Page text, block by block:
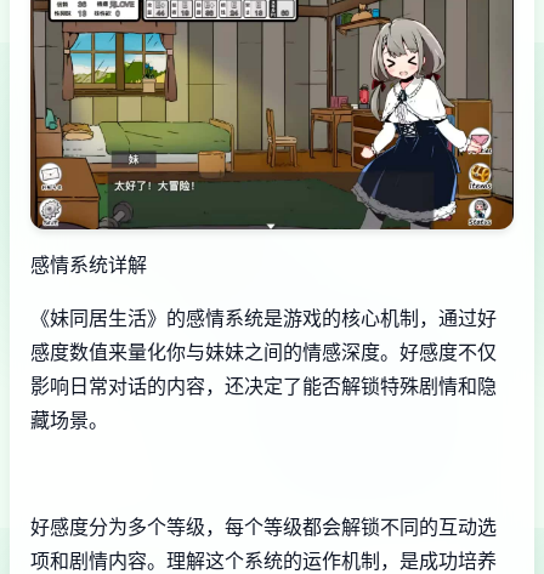
感情系统详解
《妹同居生活》的感情系统是游戏的核心机制，通过好
感度数值来量化你与妹妹之间的情感深度。好感度不仅
影响日常对话的内容，还决定了能否解锁特殊剧情和隐
藏场景。
好感度分为多个等级，每个等级都会解锁不同的互动选
项和剧情内容。理解这个系统的运作机制，是成功培养